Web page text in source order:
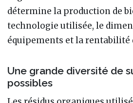
détermine la production de
technologie utilisée, le
équipements et la rentabilité
Une grande diversité de
possibles